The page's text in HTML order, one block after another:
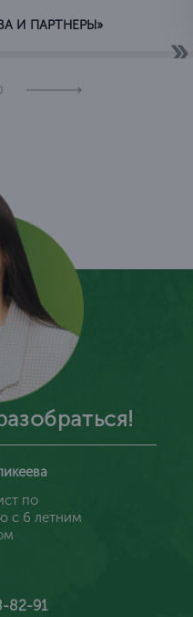
И ПАРТНЕРЫ»
по
с 6 летним
82-91